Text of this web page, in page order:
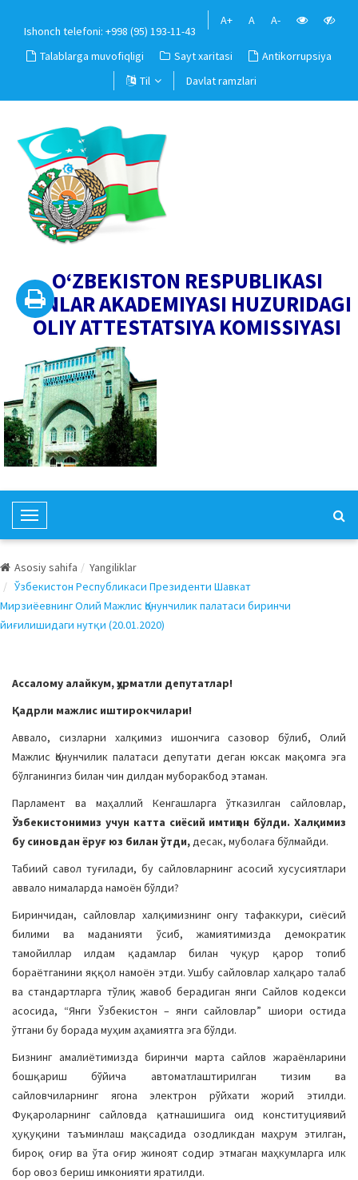
Ishonch telefoni: +998 (95) 193-11-43
A+ A A-
Talablarga muvofiqligi Sayt xaritasi
Antikorrupsiya
Til
Davlat ramzlari
O‘ZBEKISTON RESPUBLIKASI
FANLAR AKADEMIYASI HUZURIDAGI
OLIY ATTESTATSIYA KOMISSIYASI
T
o
g
l
e
N
i
g
n
Asosiy sahifa
Yangiliklar
Ўзбекистон Республикаси Президенти Шавкат
Мирзиёевнинг Олий Мажлис Қонунчилик палатаси биринчи
йиғилишидаги нутқи (20.01.2020)
Ассалому алайкум, ҳурматли депутатлар!
Қадрли мажлис иштирокчилари!
Аввало, сизларни халқимиз ишончига сазовор бўлиб, Олий
Мажлис Қонунчилик палатаси депутати деган юксак мақомга эга
бўлганингиз билан чин дилдан муборакбод этаман.
Парламент ва маҳаллий Кенгашларга ўтказилган сайловлар,
Ўзбекистонимиз учун катта сиёсий имтиҳон бўлди. Халқимиз
бу синовдан ёруғ юз билан ўтди,десак, муболаға бўлмайди.
Табиий савол туғилади, бу сайловларнинг асосий хусусиятлари
аввало нималарда намоён бўлди?
Биринчидан, сайловлар халқимизнинг онгу тафаккури, сиёсий
билими ва маданияти ўсиб, жамиятимизда демократик
тамойиллар илдам қадамлар билан чуқур қарор топиб
бораётганини яққол намоён этди. Ушбу сайловлар халқаро талаб
ва стандартларга тўлиқ жавоб берадиган янги Сайлов кодекси
асосида, “Янги Ўзбекистон – янги сайловлар” шиори остида
ўтгани бу борада муҳим аҳамиятга эга бўлди.
Бизнинг амалиётимизда биринчи марта сайлов жараёнларини
бошқариш бўйича автоматлаштирилган тизим ва
сайловчиларнинг ягона электрон рўйхати жорий этилди.
Фуқароларнинг сайловда қатнашишига оид конституциявий
ҳуқуқини таъминлаш мақсадида озодликдан маҳрум этилган,
бироқ оғир ва ўта оғир жиноят содир этмаган маҳкумларга илк
бор овоз бериш имконияти яратилди.